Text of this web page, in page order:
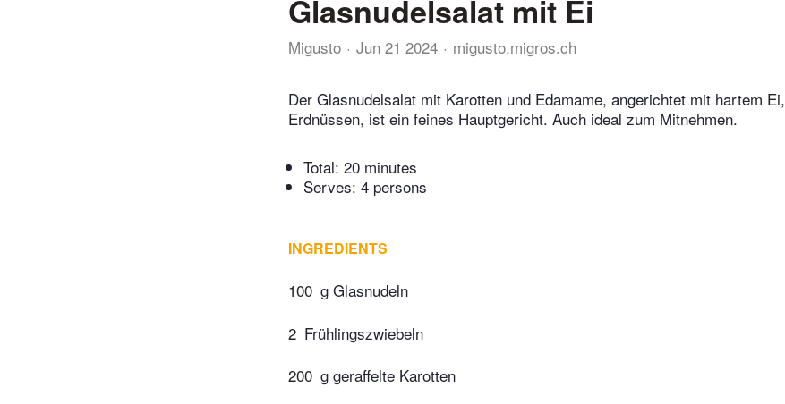
Glasnudelsalat mit Ei
Migusto Jun 21 2024 migusto.migros.ch
Der Glasnudelsalat mit Karotten und Edamame, angerichtet mit hartem
Erdnüssen, ist ein feines Hauptgericht. Auch ideal zum Mitnehmen.
Total: 20 minutes
Serves: 4 persons
INGREDIENTS
100 g Glasnudeln
2 Frühlingszwiebeln
200 g geraffelte Karotten